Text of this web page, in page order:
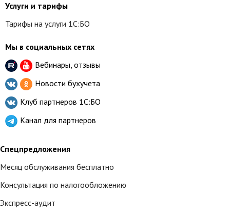
Услуги и тарифы
Тарифы на услуги 1С:БО
Мы в социальных сетях
Вебинары, отзывы
Новости бухучета
Клуб партнеров 1С:БО
Канал для партнеров
Спецпредложения
Месяц обслуживания бесплатно
Консультация по налогообложению
Экспресс-аудит